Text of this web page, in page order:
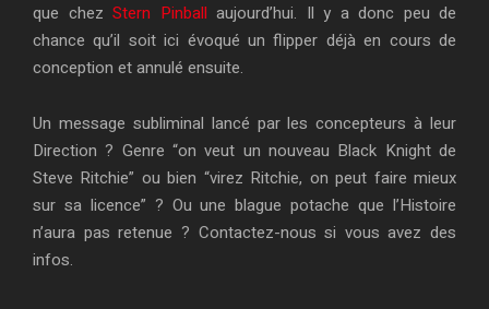
que chez Stern Pinball aujourd’hui. Il y a donc peu de
chance qu’il soit ici évoqué un flipper déjà en cours de
conception et annulé ensuite.
Un message subliminal lancé par les concepteurs à leur
Direction ? Genre “on veut un nouveau Black Knight de
Steve Ritchie” ou bien “virez Ritchie, on peut faire mieux
sur sa licence” ? Ou une blague potache que l’Histoire
n’aura pas retenue ? Contactez-nous si vous avez des
infos.